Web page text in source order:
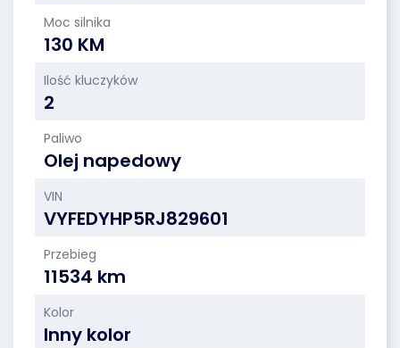
Moc silnika
130 KM
Ilość kluczyków
2
Paliwo
Olej napedowy
VIN
VYFEDYHP5RJ829601
Przebieg
11534 km
Kolor
Inny kolor